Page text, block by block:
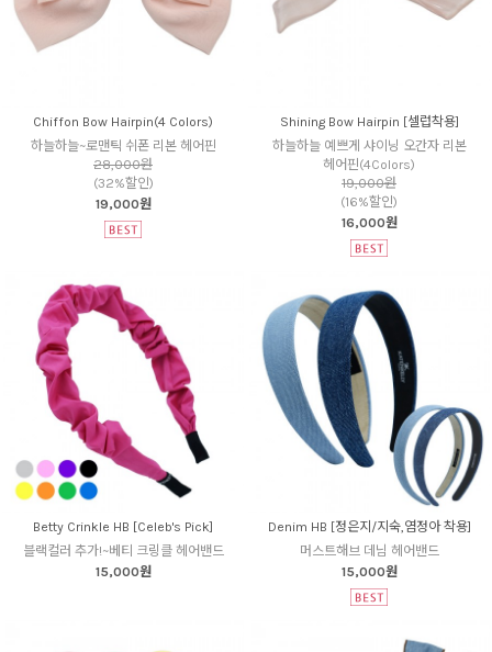
Chiffon Bow Hairpin(4 Colors)
하늘하늘~로맨틱 쉬폰 리본 헤어핀
28,000원
(32%할인)
19,000원
Shining Bow Hairpin [셀럽착용]
하늘하늘 예쁘게 샤이닝 오간자 리본
헤어핀(4Colors)
19,000원
(16%할인)
16,000원
Betty Crinkle HB [Celeb's Pick]
블랙컬러 추가!~베티 크링클 헤어밴드
15,000원
Denim HB [정은지/지숙,염정아 착용]
머스트해브 데님 헤어밴드
15,000원